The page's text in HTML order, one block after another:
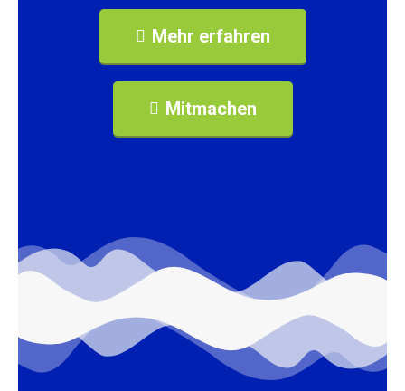
Mehr erfahren
Mitmachen